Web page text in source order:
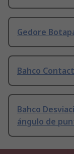
Gedore
Bahco
Bahco
ángulo de